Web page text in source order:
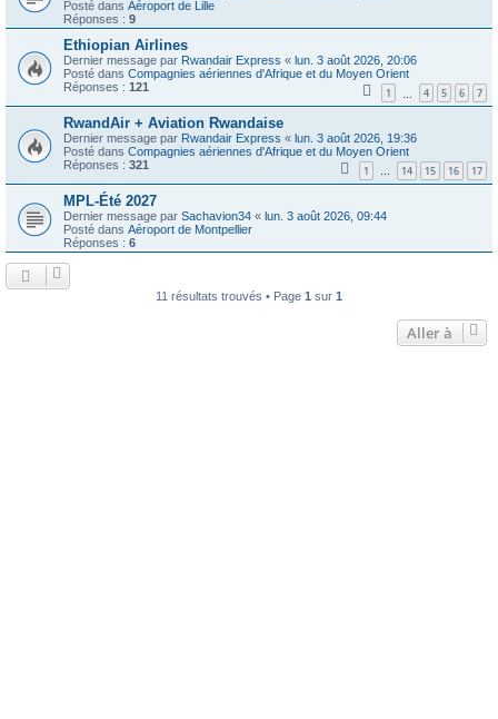
Posté dans Aéroport de Lille
Réponses : 9
Ethiopian Airlines
Dernier message par Rwandair Express « lun. 3 août 2026, 20:06
Posté dans Compagnies aériennes d'Afrique et du Moyen Orient
Réponses : 121 1 4 5 6 7
RwandAir + Aviation Rwandaise
Dernier message par Rwandair Express « lun. 3 août 2026, 19:36
Posté dans Compagnies aériennes d'Afrique et du Moyen Orient
Réponses : 321 1 … 14 15 16 17
MPL-Été 2027
Dernier message par Sachavion34 « lun. 3 août 2026, 09:44
Posté dans Aéroport de Montpellier
Réponses : 6
11 résultats trouvés • Page 1 sur 1
Aller à